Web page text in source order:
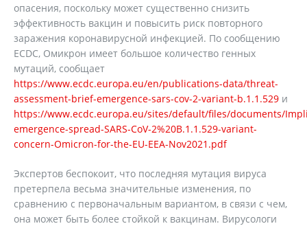
опасения, поскольку может существенно снизить
эффективность вакцин и повысить риск повторного
заражения коронавирусной инфекцией. По сообщению
ECDC, Омикрон имеет большое количество генных
мутаций, сообщает
https://www.ecdc.europa.eu/en/publications-data/threat-
assessment-brief-emergence-sars-cov-2-variant-b.1.1.529 и
https://www.ecdc.europa.eu/sites/default/files/documents/
emergence-spread-SARS-CoV-2%20B.1.1.529-variant-
concern-Omicron-for-the-EU-EEA-Nov2021.pdf
Экспертов беспокоит, что последняя мутация вируса
претерпела весьма значительные изменения, по
сравнению с первоначальным вариантом, в связи с чем,
она может быть более стойкой к вакцинам. Вирусологи